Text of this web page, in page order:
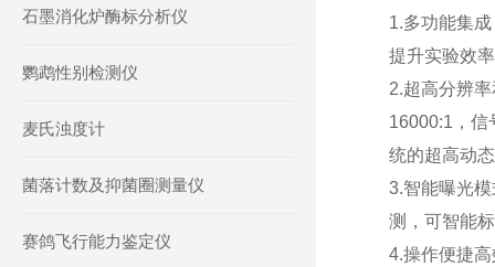
1.多功能集
提升实验效
2.超高分辨
16000:1，
统的超高动
3.智能曝光
测，可智能
4.操作便捷
石墨消化炉酶标分析仪
鹦鹉性别检测仪
麦氏浊度计
菌落计数及抑菌圈测量仪
赛鸽飞行能力鉴定仪